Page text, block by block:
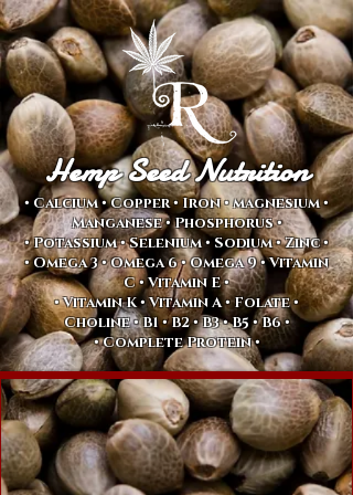
Hemp Seed Nutrition
• Calcium • Copper • Iron • magnesium •
Manganese • Phosphorus •
• Potassium • Selenium • Sodium • Zinc •
• Omega 3 • Omega 6 • Omega 9 • Vitamin
C • Vitamin E •
• Vitamin K • Vitamin A • Folate •
Choline • B1 •B2 • B3 • B5 • B6 •
• Complete Protein •